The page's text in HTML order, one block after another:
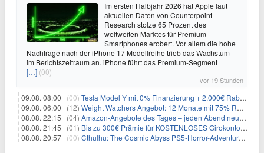
Im ersten Halbjahr 2026 hat Apple laut
aktuellen Daten von Counterpoint
Research stolze 65 Prozent des
weltweiten Marktes für Premium-
Smartphones erobert. Vor allem die hohe
Nachfrage nach der iPhone 17 Modellreihe trieb das Wachstum
im Berichtszeitraum an. iPhone führt das Premium-Segment
[…] (00)
vor 19 Stunden
09.08. 08:00 | (00) Tesla Model Y mit 0% Finanzierung + 2.000€ Rabatt für 38.970€
09.08. 06:00 | (12) Weight Watchers Angebot: 12 Monate mit 75% Rabatt ab 6,25€/Monat
08.08. 22:15 | (04) Amazon-Angebote des Tages – jeden Abend neue Deals zum Stöbern
08.08. 21:45 | (01) Bis zu 300€ Prämie für KOSTENLOSES Girokonto bei der Santander – 50€ schon nach 1 Woche!
08.08. 20:57 | (00) Cthulhu: The Cosmic Abyss PS5-Horror-Adventure für 27,99€